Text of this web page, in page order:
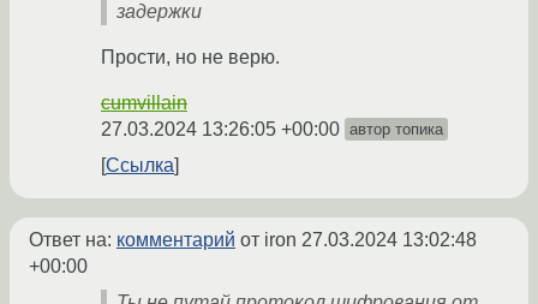
задержки
Прости, но не верю.
cumvillain
27.03.2024 13:26:05 +00:00 автор топика
Ссылка
Ответ на: комментарий от iron 27.03.2024 13:02:48
+00:00